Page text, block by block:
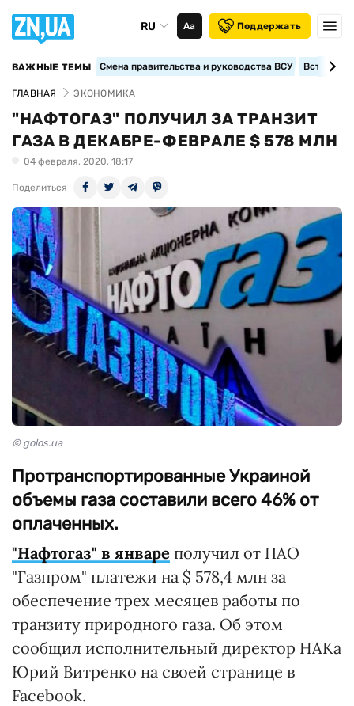
RU Аа Поддержать
ВАЖНЫЕ ТЕМЫ Смена правительства и руководства ВСУ
ГЛАВНАЯ ЭКОНОМИКА
"НАФТОГАЗ" ПОЛУЧИЛ ЗА ТРАНЗИТ
ГАЗА В ДЕКАБРЕ-ФЕВРАЛЕ $ 578 МЛН
04 февраля, 2020, 18:17
Поделиться
© golos.ua
Протранспортированные Украиной
объемы газа составили всего 46% от
оплаченных.
"Нафтогаз" в январе получил от ПАО
"Газпром" платежи на $ 578,4 млн за
обеспечение трех месяцев работы по
транзиту природного газа. Об этом
сообщил исполнительный директор НАКа
Юрий Витренко на своей странице в
Facebook.